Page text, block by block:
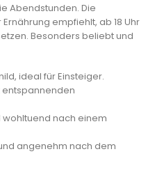
Abendstunden. Die
empfiehlt, ab 18 Uhr
Besonders beliebt und
ideal für Einsteiger.
nach einem
angenehm nach dem